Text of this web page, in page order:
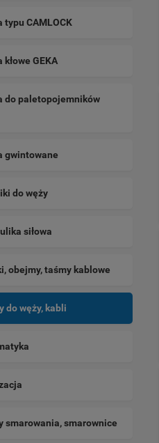
typu CAMLOCK
kłowe GEKA
do paletopojemników
gwintowane
do węży
siłowa
obejmy, taśmy kablowe
do węży, kabli
smarowania, smarownice